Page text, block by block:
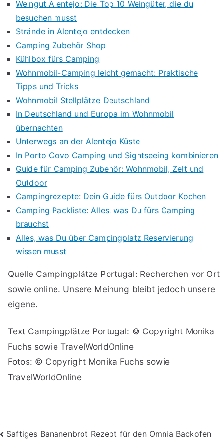
Weingut Alentejo: Die Top 10 Weingüter, die du
besuchen musst
Strände in Alentejo entdecken
Camping Zubehör Shop
Kühlbox fürs Camping
Wohnmobil-Camping leicht gemacht: Praktische
Tipps und Tricks
Wohnmobil Stellplätze Deutschland
In Deutschland und Europa im Wohnmobil
übernachten
Unterwegs an der Alentejo Küste
In Porto Covo Camping und Sightseeing kombinieren
Guide für Camping Zubehör: Wohnmobil, Zelt und
Outdoor
Campingrezepte: Dein Guide fürs Outdoor Kochen
Camping Packliste: Alles, was Du fürs Camping
brauchst
Alles, was Du über Campingplatz Reservierung
wissen musst
Quelle Campingplätze Portugal: Recherchen vor Ort
sowie online. Unsere Meinung bleibt jedoch unsere
eigene.
Text Campingplätze Portugal: © Copyright Monika
Fuchs sowie TravelWorldOnline
Fotos: © Copyright Monika Fuchs sowie
TravelWorldOnline
Beitragsnavigation
Saftiges Bananenbrot Rezept für den Omnia Backofen